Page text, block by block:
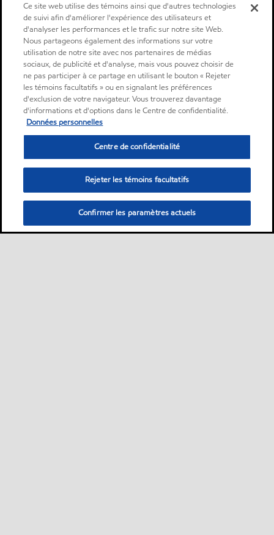
Ce site web utilise des témoins ainsi que d'autres technologies
de suivi afin d'améliorer l'expérience des utilisateurs et
d'analyser les performances et le trafic sur notre site Web.
Nous partageons également des informations sur votre
utilisation de notre site avec nos partenaires de médias
sociaux, de publicité et d'analyse, mais vous pouvez choisir de
ne pas participer à ce partage en utilisant le bouton « Rejeter
les témoins facultatifs » ou en signalant les préférences
d'exclusion de votre navigateur. Vous trouverez davantage
d'informations et d'options dans le Centre de confidentialité.
Données personnelles
Centre de confidentialité
Rejeter les témoins facultatifs
Confirmer les paramètres actuels